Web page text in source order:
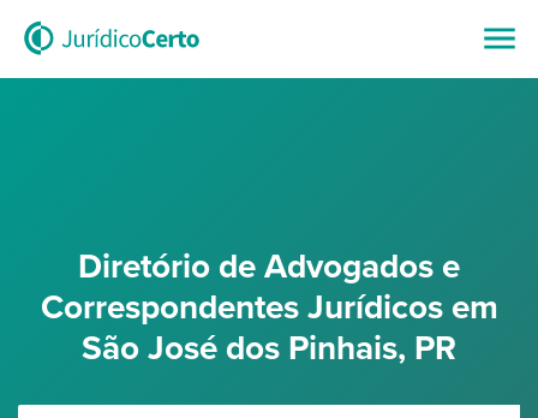
Diretório de Advogados e
Correspondentes Jurídicos em
São José dos Pinhais, PR